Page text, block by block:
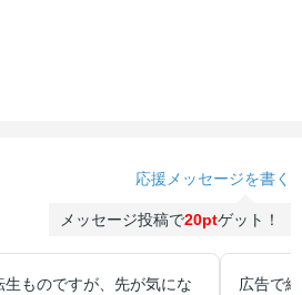
応援メッセージを書く
メッセージ投稿で20ptゲット！
ものですが、先が気にな
広告で